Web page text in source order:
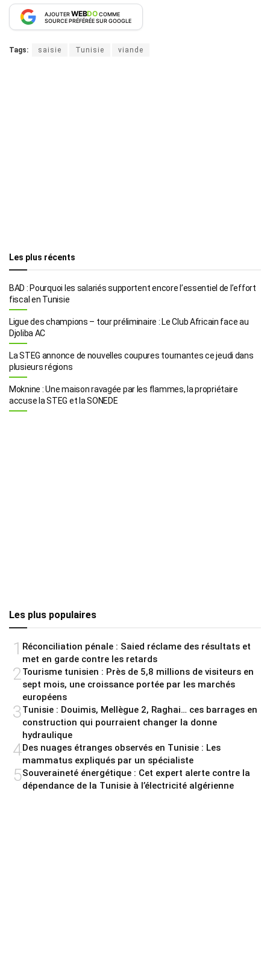
AJOUTERWEBDOCOMME
SOURCE PRÉFÉRÉE SUR GOOGLE
Tags: saisie Tunisie viande
Les plus récents
BAD : Pourquoi les salariés supportent encore l’essentiel de l’effort
fiscal en Tunisie
Ligue des champions – tour préliminaire : Le Club Africain face au
Djoliba AC
La STEG annonce de nouvelles coupures tournantes ce jeudi dans
plusieurs régions
Moknine : Une maison ravagée par les flammes, la propriétaire
accuse la STEG et la SONEDE
Les plus populaires
1 Réconciliation pénale : Saied réclame des résultats et
met en garde contre les retards
2Tourisme tunisien : Près de 5,8 millions de visiteurs en
sept mois, une croissance portée par les marchés
européens
3Tunisie : Douimis, Mellègue 2, Raghai… ces barrages en
construction qui pourraient changer la donne
hydraulique
4Des nuages étranges observés en Tunisie : Les
mammatus expliqués par un spécialiste
5Souveraineté énergétique : Cet expert alerte contre la
dépendance de la Tunisie à l’électricité algérienne